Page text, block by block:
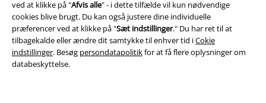
ved at klikke på "Afvis alle" - i dette tilfælde vil kun nødvendige
cookies blive brugt. Du kan også justere dine individuelle
præferencer ved at klikke på "Sæt indstillinger." Du har ret til at
tilbagekalde eller ændre dit samtykke til enhver tid iCokie
indstillinger. Besøg persondatapolitikfor at få flere oplysninger om
databeskyttelse.